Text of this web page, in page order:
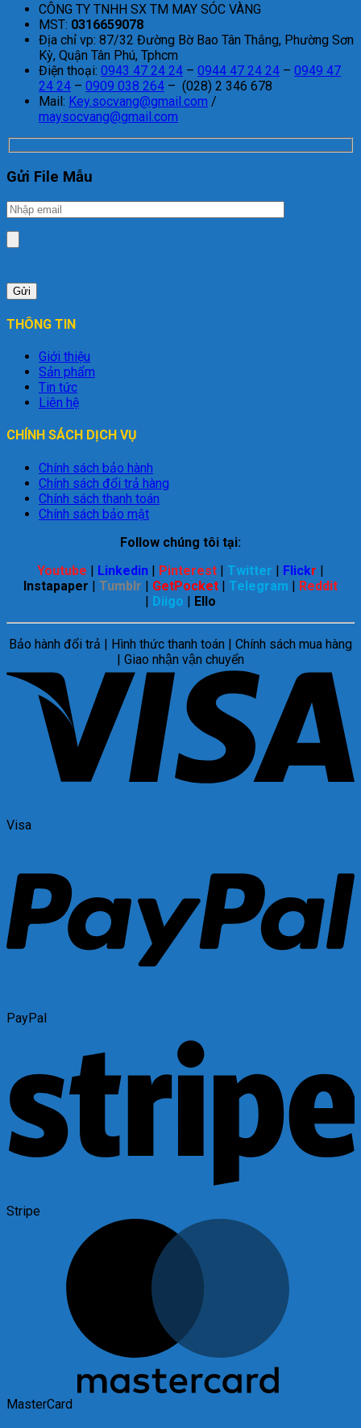
CÔNG TY TNHH SX TM MAY SÓC VÀNG
MST: 0316659078
Địa chỉ vp: 87/32 Đường Bờ Bao Tân Thắng, Phường Sơn
Kỳ, Quận Tân Phú, Tphcm
Điện thoại: 0943 47 24 24 – 0944 47 24 24 – 0949 47
24 24 – 0909 038 264 – (028) 2 346 678
Mail: Key.socvang@gmail.com /
maysocvang@gmail.com
Gửi File Mẫu
THÔNG TIN
Giới thiệu
Sản phẩm
Tin tức
Liên hệ
CHÍNH SÁCH DỊCH VỤ
Chính sách bảo hành
Chính sách đổi trả hàng
Chính sách thanh toán
Chính sách bảo mật
Follow chúng tôi tại:
Youtube | Linkedin | Pinterest | Twitter | Flickr |
Instapaper | Tumblr | GetPocket | Telegram | Reddit
| Diigo | Ello
Bảo hành đổi trả | Hình thức thanh toán | Chính sách mua hàng
| Giao nhận vận chuyển
Visa
PayPal
Stripe
MasterCard